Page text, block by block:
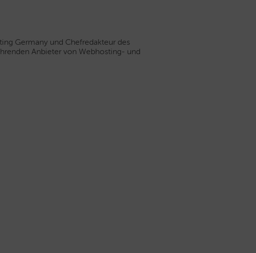
Germany und Chefredakteur des
Anbieter von Webhosting- und